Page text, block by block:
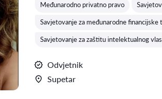
Međunarodno privatno pravo
Savjetovanje za međunarodne financijske
Savjetovanje za zaštitu intelektualnog
Odvjetnik
Supetar